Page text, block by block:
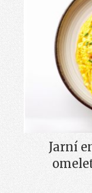
Jarní